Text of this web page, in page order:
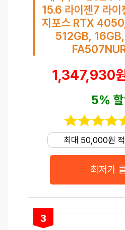
15.6 라이젠7 라
지포스 RTX
512GB,
1,347,930
5%
최대 50,000원
최저가
3